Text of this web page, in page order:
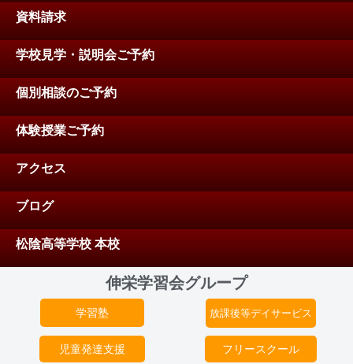
資料請求
学校見学・説明会ご予約
個別相談のご予約
体験授業ご予約
アクセス
ブログ
松陰高等学校 本校
伸栄学習会グループ
学習塾 放課後等デイサービス
児童発達支援 フリースクール